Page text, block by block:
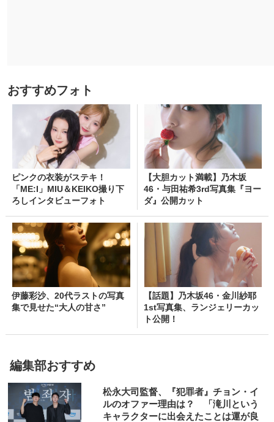
おすすめフォト
ピンクの衣装がステキ！
「ME:I」MIU＆KEIKO撮り下
ろしインタビューフォト
【大胆カット満載】乃木坂
46・与田祐希3rd写真集『ヨー
ダ』公開カット
伊藤彩沙、20代ラストの写真
集で見せた“大人の甘さ”
【話題】乃木坂46・金川紗耶
1st写真集、ランジェリーカッ
ト公開！
編集部おすすめ
松永大司監督、『犯罪者』チョン・イ
ルのオファー理由は？ 「滝川という
キャラクターに出会えたことは運が良